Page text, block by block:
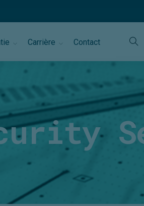
Carrière Contact